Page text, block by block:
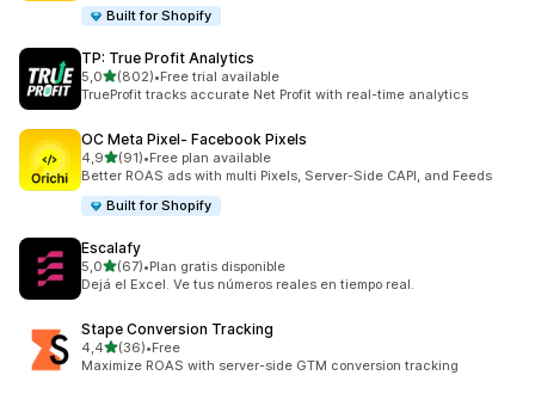
Built for Shopify
TP: True Profit Analytics
5,0/ 5 tähteä
(802)
802 arvostelua yhteensä
•Free trial available
TrueProfit tracks accurate Net Profit with real-time analytics
OC Meta Pixel‑ Facebook Pixels
4,9/ 5 tähteä
(91)
91 arvostelua yhteensä
•Free plan available
Better ROAS ads with multi Pixels, Server-Side CAPI, and Feeds
Built for Shopify
Escalafy
5,0/ 5 tähteä
(67)
67 arvostelua yhteensä
•Plan gratis disponible
Dejá el Excel. Ve tus números reales en tiempo real.
Stape Conversion Tracking
4,4/ 5 tähteä
(36)
36 arvostelua yhteensä
•Free
Maximize ROAS with server-side GTM conversion tracking